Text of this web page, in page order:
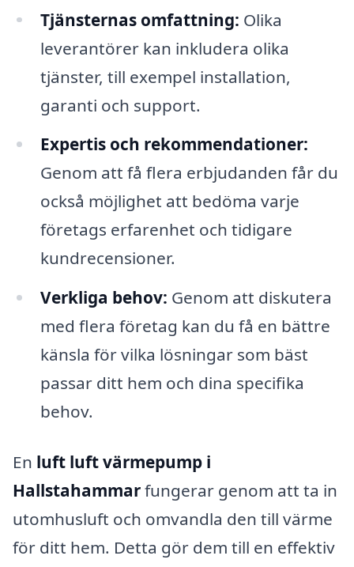
Tjänsternas omfattning: Olika
leverantörer kan inkludera olika
tjänster, till exempel installation,
garanti och support.
Expertis och rekommendationer:
Genom att få flera erbjudanden får du
också möjlighet att bedöma varje
företags erfarenhet och tidigare
kundrecensioner.
Verkliga behov: Genom att diskutera
med flera företag kan du få en bättre
känsla för vilka lösningar som bäst
passar ditt hem och dina specifika
behov.
En luft luft värmepump i
Hallstahammarfungerar genom att ta in
utomhusluft och omvandla den till värme
för ditt hem. Detta gör dem till en effektiv